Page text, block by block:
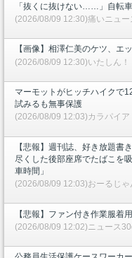
「抜くに抜けない……」自転
(2026/08/09 12:30)痛いニュー
【画像】相澤仁美のケツ、エ
(2026/08/09 12:30)いたしん！
マーモットがヒッチハイクで
試みるも無事保護
(2026/08/09 12:03)カラパイア
【悲報】週刊誌、好き放題書
尽くした後部座席でたばこを
車時間」
(2026/08/09 12:03)おーるじゃ
【悲報】ファン付き作業服着
(2026/08/09 12:02)ニュース